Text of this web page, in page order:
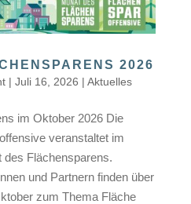
2026
| Juli 16, 2026 | Aktuelles
im Oktober 2026 Die
veranstaltet im
des Flächensparens.
und Partnern finden über
zum Thema Fläche